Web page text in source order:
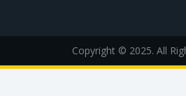
Copyright © 2025. All